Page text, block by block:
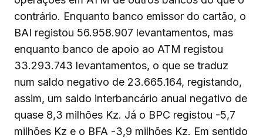
contrário. Enquanto banco emissor do cartão, o
BAI registou 56.958.907 levantamentos, mas
enquanto banco de apoio ao ATM registou
33.293.743 levantamentos, o que se traduz
num saldo negativo de 23.665.164, registando,
assim, um saldo interbancário anual negativo de
quase 8,3 milhões Kz. Já o BPC registou -5,7
milhões Kz e o BFA -3,9 milhões Kz. Em sentido